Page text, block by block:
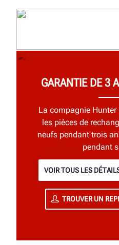
GARANTIE DE 3
La compagnie
les pièces de
neufs pendant trois
pendant
VOIR TOUS LES
TROUVER UN